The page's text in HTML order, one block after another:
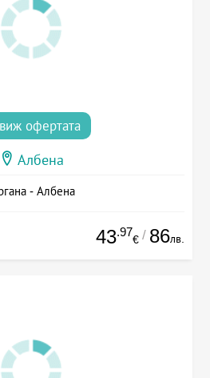
виж офертата
Албена
- Албена
43.97
€ / 86лв.